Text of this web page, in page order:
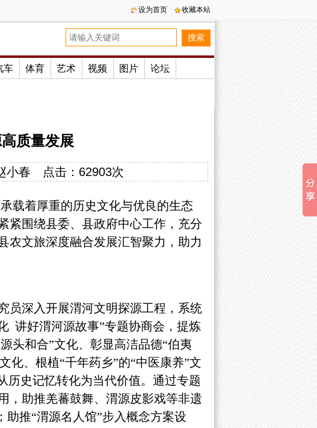
设为首页 收藏本站
车 体育 艺术 视频 图片 论坛
质量发展
小春 点击： 62903次
载着厚重的历史文化与优良的生态
紧围绕县委、县政府中心工作，充分
农文旅深度融合发展汇智聚力，助力
员深入开展渭河文明探源工程，系统
讲好渭河源故事”专题协商会，提炼
头和合”文化、彰显高洁品德“伯夷
化、根植“千年药乡”的“中医康养”文
历史记忆转化为当代价值。通过专题
，助推羌蕃鼓舞、渭源皮影戏等非遗
助推“渭源名人馆”步入概念方案设